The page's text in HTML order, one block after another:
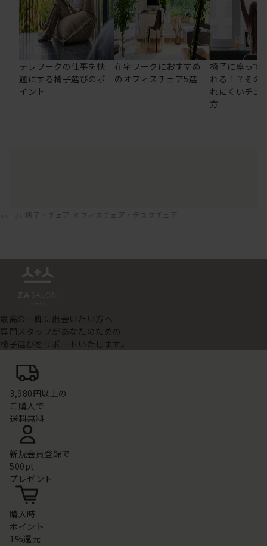
テレワークの仕事を快
適にする椅子選びのポ
イント
在宅ワークにおすすめ
のオフィスチェア5選
椅子に座って
れる！？その
れにくいチェ
方
ホーム 椅子・チェア オフィスチェア・デスクチェア
最高の一脚に出会いたい方へ
専門スタッフがあなたのための
椅子選びをサポートいたします。
3,980円以上の
ご購入で
送料無料
新規会員登録で
500pt
プレゼント
購入時
ポイント
1%還元